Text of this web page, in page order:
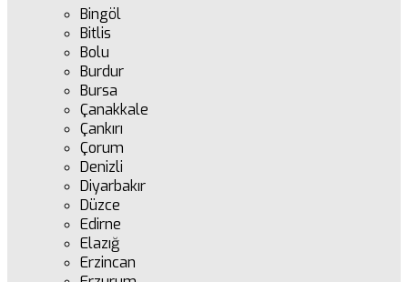
Bingöl
Bitlis
Bolu
Burdur
Bursa
Çanakkale
Çankırı
Çorum
Denizli
Diyarbakır
Düzce
Edirne
Elazığ
Erzincan